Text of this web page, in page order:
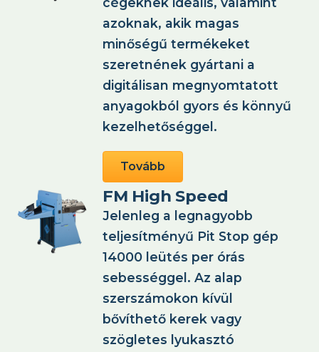
azoknak, akik magas
minőségű termékeket
szeretnének gyártani a
digitálisan megnyomtatott
anyagokból gyors és könnyű
kezelhetőséggel.
Tovább
FM High Speed
Jelenleg a legnagyobb
teljesítményű Pit Stop gép
14000 leütés per órás
sebességgel. Az alap
szerszámokon kívül
bővíthető kerek vagy
szögletes lyukasztó